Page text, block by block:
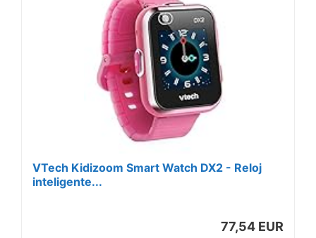
VTech Kidizoom Smart Watch DX2 - Reloj
inteligente...
77,54 EUR